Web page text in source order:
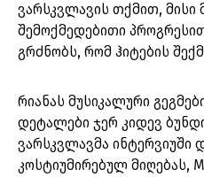
ვარსკვლავის თქმით, მისი
შემოქმედებითი
გრძნობს, რომ ჰიტების
რიანას მუსიკალური
დეტალები ჯერ კიდევ
ვარსკვლავმა ინტერვიუში
კოსტიუმირებულ მიღებას,